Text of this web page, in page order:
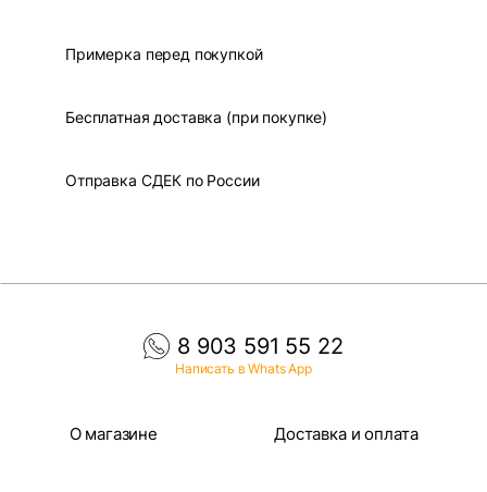
Примерка перед покупкой
Бесплатная доставка (при покупке)
Отправка СДЕК по России
8 903 591 55 22
Написать в Whats App
О магазине Доставка и оплата